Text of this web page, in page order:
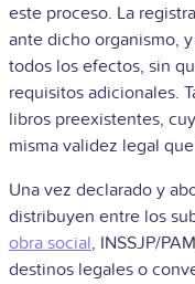
este proceso. La
ante dicho organismo,
todos los efectos, sin
requisitos adicionales.
libros preexistentes,
misma validez legal
Una vez declarado y
distribuyen entre los
obra social, INSSJP/
destinos legales o